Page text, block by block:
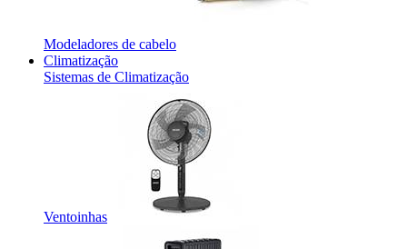
Modeladores de cabelo
Climatização
Sistemas de Climatização
Ventoinhas